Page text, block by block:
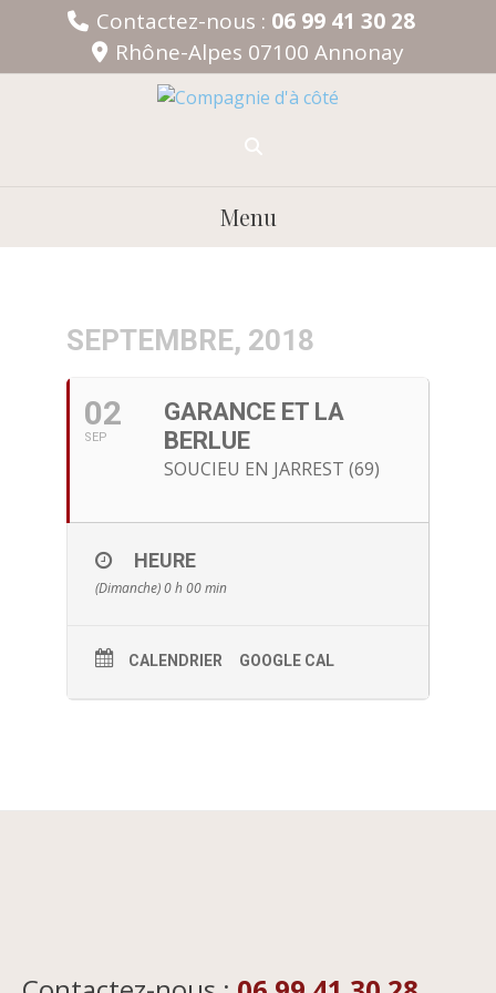
Contactez-nous : 06 99 41 30 28
Rhône-Alpes 07100 Annonay
Menu
SEPTEMBRE, 2018
02
SEP
GARANCE ET LA
BERLUE
SOUCIEU EN JARREST (69)
HEURE
(Dimanche) 0 h 00 min
CALENDRIER GOOGLE CAL